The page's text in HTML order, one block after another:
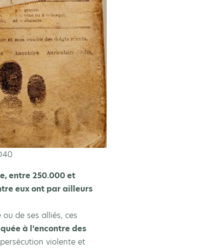
entre 250.000 et
eux ont par ailleurs
de ses alliés, ces
à l’encontre des
violente et